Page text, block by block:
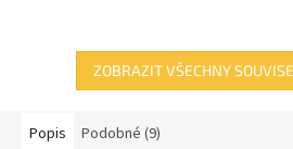
ZOBRAZIT VŠECHNY
Popis Podobné (9)